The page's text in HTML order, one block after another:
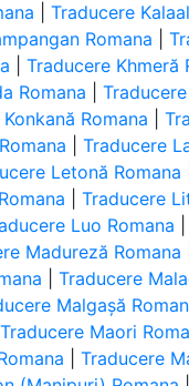
|Traducere
Romana |
|Traducere Khmeră
Romana |
Romana |
|Traducere
Letonă Romana
|Traducere
Luo Romana
Madureză Romana
|Traducere
Malgașă
Traducere Maori
|Traducere